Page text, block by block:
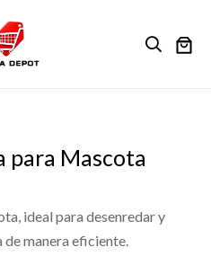
para Mascota
ideal para desenredar y
de manera eficiente.